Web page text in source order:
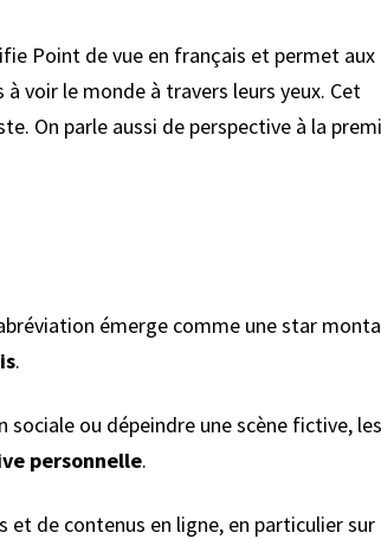
Point de vue en français et permet aux
voir le monde à travers leurs yeux. Cet
On parle aussi de perspective à la
émerge comme une star
.
ou dépeindre une scène fictive,
personnelle.
de contenus en ligne, en particulier sur